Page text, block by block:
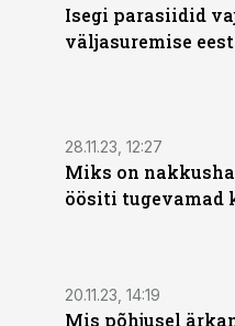
Isegi parasiidid
väljasuremise eest
28.11.23, 12:27
Miks on
öösiti tugevamad
20.11.23, 14:19
Mis põhjusel